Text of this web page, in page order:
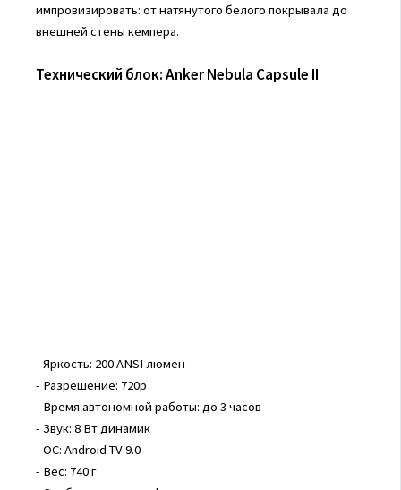
импровизировать: от натянутого белого покрывала до
внешней стены кемпера.
Технический блок: Anker Nebula Capsule II
- Яркость: 200 ANSI люмен
- Разрешение: 720p
- Время автономной работы: до 3 часов
- Звук: 8 Вт динамик
- ОС: Android TV 9.0
- Вес: 740 г